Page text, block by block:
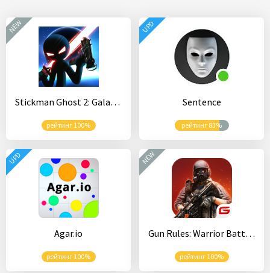
Stickman Ghost 2: Galaxy Wars
рейтинг 100%
NEW
Sentence
рейтинг 83%
UPD
Agar.io
рейтинг 100%
UPD
Gun Rules: Warrior Battlegrounds Fire
рейтинг 100%
NEW